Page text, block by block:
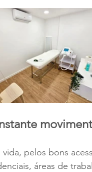
pelos bons
áreas de